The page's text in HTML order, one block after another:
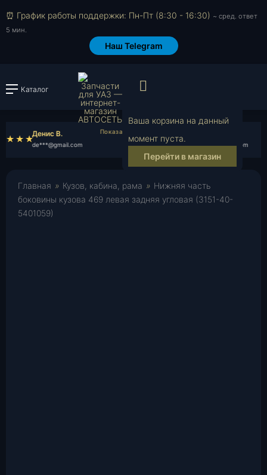
⏰ График работы поддержки: Пн-Пт (8:30 - 16:30) ~ сред. ответ
5 мин.
Наш Telegram
Каталог Войти или
Ваша корзина на данный
момент пуста.
Перейти в магазин
Денис В.
de***@gmail.com ro***@gmail.com
Главная » Кузов, кабина, рама » Нижняя часть
боковины кузова 469 левая задняя угловая (3151-40-
5401059)